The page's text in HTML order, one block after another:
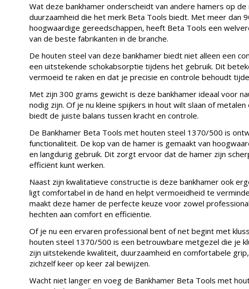
Wat deze bankhamer onderscheidt van andere hamers op
duurzaamheid die het merk Beta Tools biedt. Met meer dan
hoogwaardige gereedschappen, heeft Beta Tools een
van de beste fabrikanten in de branche.
De houten steel van deze bankhamer biedt niet alleen een
een uitstekende schokabsorptie tijdens het gebruik. Dit
vermoeid te raken en dat je precisie en controle behoudt
Met zijn 300 grams gewicht is deze bankhamer ideaal voor
nodig zijn. Of je nu kleine spijkers in hout wilt slaan of
biedt de juiste balans tussen kracht en controle.
De Bankhamer Beta Tools met houten steel 1370/500 is
functionaliteit. De kop van de hamer is gemaakt van
en langdurig gebruik. Dit zorgt ervoor dat de hamer zijn
efficiënt kunt werken.
Naast zijn kwalitatieve constructie is deze bankhamer ook
ligt comfortabel in de hand en helpt vermoeidheid te
maakt deze hamer de perfecte keuze voor zowel
hechten aan comfort en efficiëntie.
Of je nu een ervaren professional bent of net begint met
houten steel 1370/500 is een betrouwbare metgezel die je
zijn uitstekende kwaliteit, duurzaamheid en comfortabele
zichzelf keer op keer zal bewijzen.
Wacht niet langer en voeg de Bankhamer Beta Tools met